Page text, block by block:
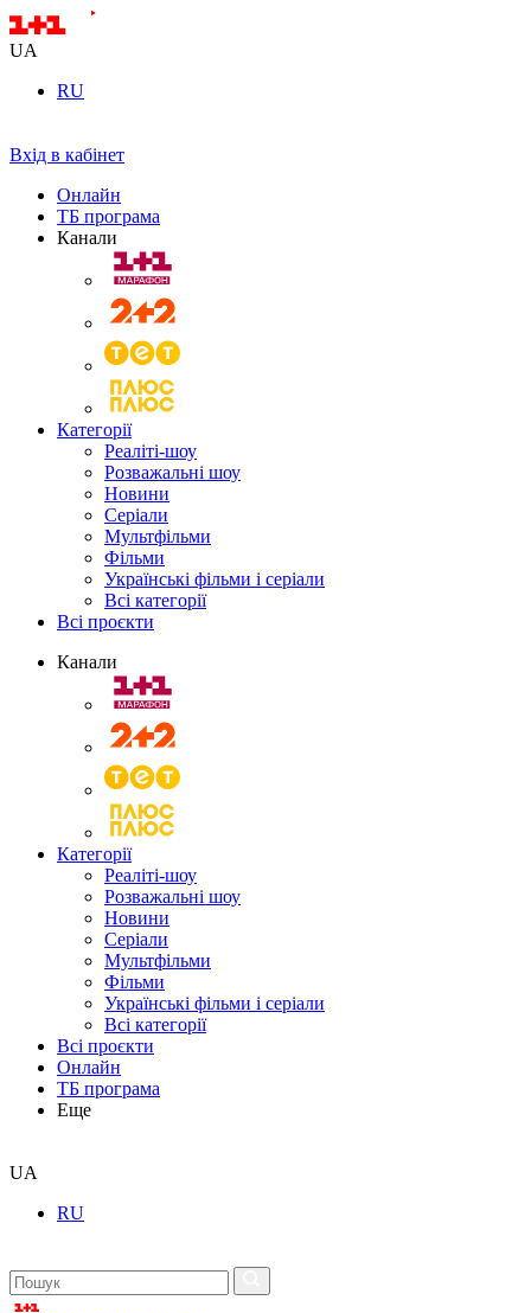
UA
RU
Вхід в кабінет
Онлайн
ТБ програма
Канали
Категорії
Реаліті-шоу
Розважальні шоу
Новини
Серіали
Мультфільми
Фільми
Українські фільми і серіали
Всі категорії
Всі проєкти
Канали
Категорії
Реаліті-шоу
Розважальні шоу
Новини
Серіали
Мультфільми
Фільми
Українські фільми і серіали
Всі категорії
Всі проєкти
Онлайн
ТБ програма
Еще
UA
RU